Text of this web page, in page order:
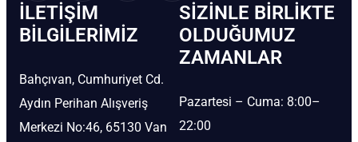
İLETIŞIM
BİLGILERIMIZ
Bahçıvan, Cumhuriyet Cd.
Aydın Perihan Alışveriş
Merkezi No:46, 65130 Van
SIZINLE BIRLIKTE
OLDUĞUMUZ
ZAMANLAR
Pazartesi – Cuma: 8:00–
22:00